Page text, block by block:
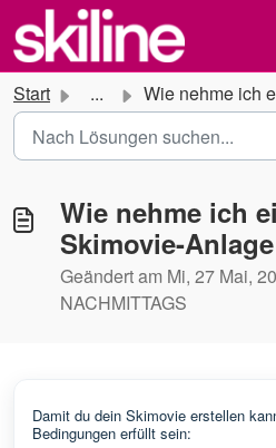
Zum hauptsächlichen Inhalt
Start ... Wie nehme ich ein Video an der Skimovie-
Wie nehme ich
Skimovie-
Geändert am Mi, 27 Mai,
NACHMITTAGS
Damit du dein Skimovie erstellen
Bedingungen erfüllt sein: